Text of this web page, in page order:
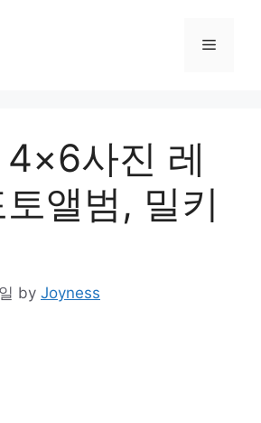
Menu
4×6사진 레
앨범, 밀키
by Joyness